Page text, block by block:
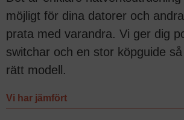
möjligt för dina datorer och
prata med varandra. Vi ger dig
switchar och en stor köpguide
rätt modell.
Vi har jämfört